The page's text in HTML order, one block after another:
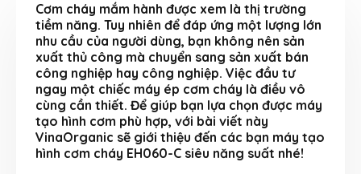
Cơm cháy mắm hành được xem là thị trường
tiềm năng. Tuy nhiên để đáp ứng một lượng lớn
nhu cầu của người dùng, bạn không nên sản
xuất thủ công mà chuyển sang sản xuất bán
công nghiệp hay công nghiệp. Việc đầu tư
ngay một chiếc máy ép cơm cháy là điều vô
cùng cần thiết. Để giúp bạn lựa chọn được máy
tạo hình cơm phù hợp, với bài viết này
VinaOrganic sẽ giới thiệu đến các bạn máy tạo
hình cơm cháy EH060-C siêu năng suất nhé!